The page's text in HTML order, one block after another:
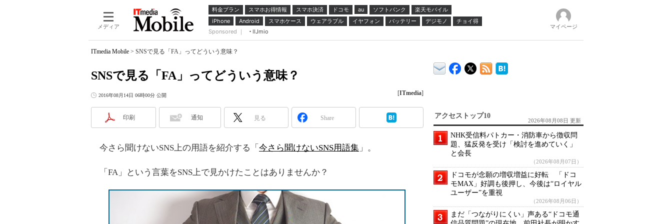
メディア
料金プラン スマホお得情報 スマホ決済 ドコモ au ソフトバンク
楽天モバイル
iPhone
Android スマホケース ウェアラブル イヤフォン バッテリー デジモノ
チョイ得
Sponsored ｜
IIJmio
マイページ
ITmedia Mobile > SNSで見る「FA」ってどういう意味？
SNSで見る「FA」ってどういう意味？
2016年08月14日 06時00分 公開 [ITmedia]
印刷 通知 見る Share
今さら聞けないSNS上の用語を紹介する「 今さら聞けないSNS用語集 」。
「FA」という言葉をSNS上で見かけたことはありませんか？
アクセストップ10
2026年08月08日 更新
NHK受信料パトカー・消防車から徴収問
題、猛反発を受け「検討を進めていく」
と会長
（2026年08月07日）
ドコモが念願の増収増益に好転 「ドコ
モMAX」好調も後押し、今後は“ロイヤル
ユーザー”を重視
（2026年08月06日）
まだ「つながりにくい」声ある“ドコモ通